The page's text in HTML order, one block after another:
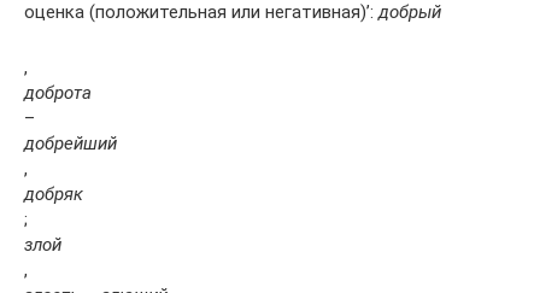
оценка (положительная или негативная)’:добрый
,
доброта
–
добрейший
,
добряк
;
злой
,